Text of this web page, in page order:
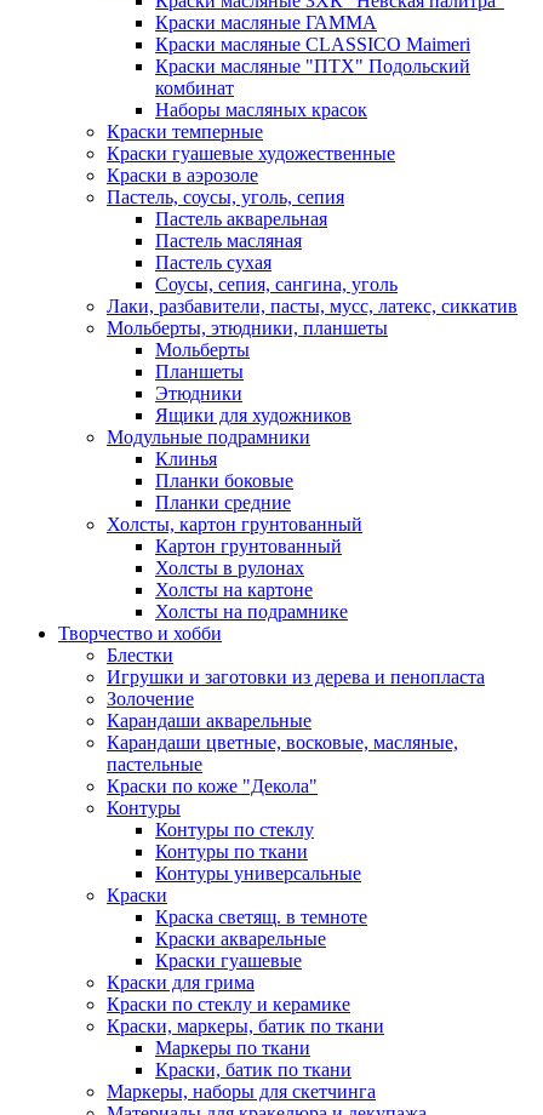
Краски масляные ГАММА
Краски масляные CLASSICO Maimeri
Краски масляные "ПТХ" Подольский
комбинат
Наборы масляных красок
Краски темперные
Краски гуашевые художественные
Краски в аэрозоле
Пастель, соусы, уголь, сепия
Пастель акварельная
Пастель масляная
Пастель сухая
Соусы, сепия, сангина, уголь
Лаки, разбавители, пасты, мусс, латекс, сиккатив
Мольберты, этюдники, планшеты
Мольберты
Планшеты
Этюдники
Ящики для художников
Модульные подрамники
Клинья
Планки боковые
Планки средние
Холсты, картон грунтованный
Картон грунтованный
Холсты в рулонах
Холсты на картоне
Холсты на подрамнике
Творчество и хобби
Блестки
Игрушки и заготовки из дерева и пенопласта
Золочение
Карандаши акварельные
Карандаши цветные, восковые, масляные,
пастельные
Краски по коже "Декола"
Контуры
Контуры по стеклу
Контуры по ткани
Контуры универсальные
Краски
Краска светящ. в темноте
Краски акварельные
Краски гуашевые
Краски для грима
Краски по стеклу и керамике
Краски, маркеры, батик по ткани
Маркеры по ткани
Краски, батик по ткани
Маркеры, наборы для скетчинга